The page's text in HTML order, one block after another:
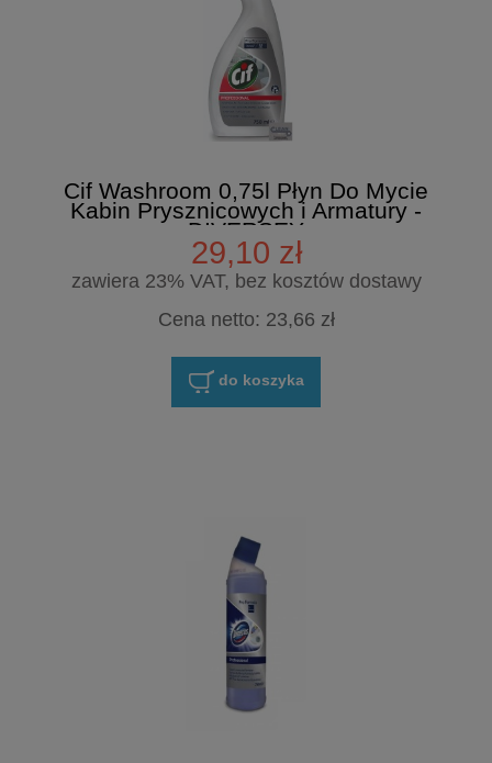
Cif Washroom 0,75l Płyn Do Mycie
Kabin Prysznicowych i Armatury -
DIVERSEY
29,10 zł
zawiera 23% VAT, bez kosztów dostawy
Cena netto: 23,66 zł
do koszyka